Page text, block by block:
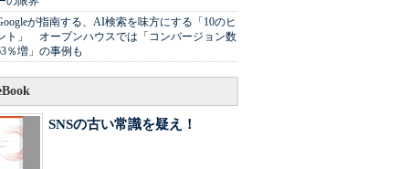
が指南する、AI検索を味方にする「10のヒ
ト」 オープンハウスでは「コンバージョン数
％増」の事例も
SNSの古い常識を疑え！